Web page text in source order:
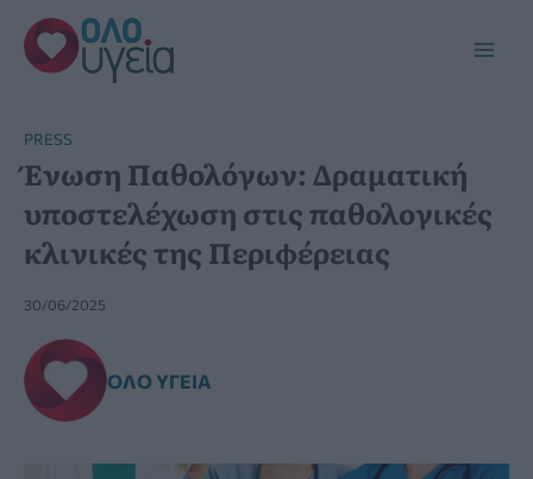
Μετάβαση
στο
περιεχόμενο
PRESS
Ένωση Παθολόγων: Δραματική
υποστελέχωση στις παθολογικές
κλινικές της Περιφέρειας
30/06/2025
ΌΛΟ ΥΓΕΊΑ